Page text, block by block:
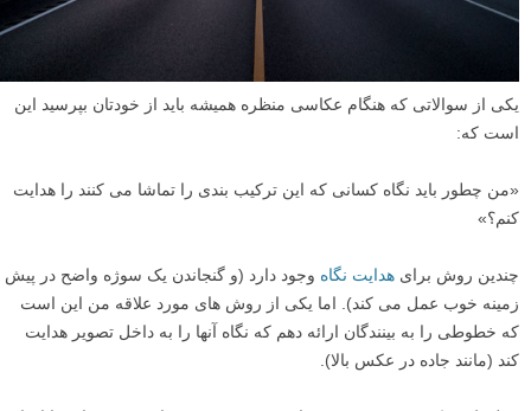
یکی از سوالاتی که هنگام عکاسی منظره همیشه باید از خودتان بپرسید این
است که:
«من چطور باید نگاه کسانی که این ترکیب بندی را تماشا می کنند را هدایت
کنم؟»
چندین روش برای هدایت نگاه وجود دارد (و گنجاندن یک سوژه واضح در پیش
زمینه خوب عمل می کند). اما یکی از روش های مورد علاقه من این است
که خطوطی را به بینندگان ارائه دهم که نگاه آنها را به داخل تصویر هدایت
کند (مانند جاده در عکس بالا).